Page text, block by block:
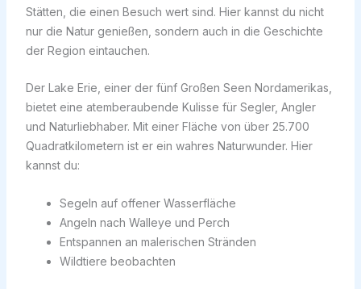
Stätten, die einen Besuch wert sind. Hier kannst du nicht
nur die Natur genießen, sondern auch in die Geschichte
der Region eintauchen.
Der Lake Erie, einer der fünf Großen Seen Nordamerikas,
bietet eine atemberaubende Kulisse für Segler, Angler
und Naturliebhaber. Mit einer Fläche von über 25.700
Quadratkilometern ist er ein wahres Naturwunder. Hier
kannst du:
Segeln auf offener Wasserfläche
Angeln nach Walleye und Perch
Entspannen an malerischen Stränden
Wildtiere beobachten